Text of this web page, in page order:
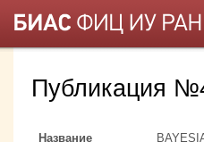
Публикация
Название